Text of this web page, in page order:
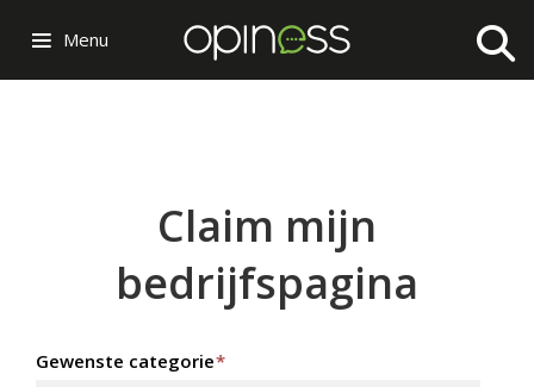
Menu
Claim mijn
bedrijfspagina
Gewenste categorie*